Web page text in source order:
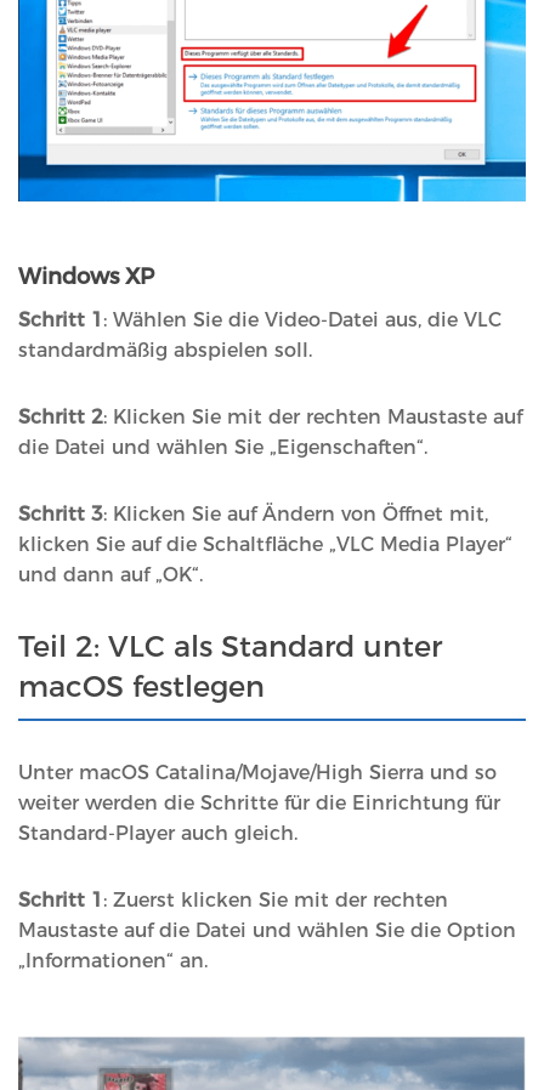
Windows XP
Schritt 1 : Wählen Sie die Video-Datei aus, die VLC
standardmäßig abspielen soll.
Schritt 2: Klicken Sie mit der rechten Maustaste auf
die Datei und wählen Sie „Eigenschaften“.
Schritt 3: Klicken Sie auf Ändern von Öffnet mit,
klicken Sie auf die Schaltfläche „VLC Media Player“
und dann auf „OK“.
Teil 2: VLC als Standard unter
macOS festlegen
Unter macOS Catalina/Mojave/High Sierra und so
weiter werden die Schritte für die Einrichtung für
Standard-Player auch gleich.
Schritt 1 : Zuerst klicken Sie mit der rechten
Maustaste auf die Datei und wählen Sie die Option
„Informationen“ an.